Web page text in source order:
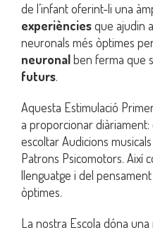
de l’infant oferint-li una
experiènciesque ajudin
neuronals més òptimes
neuronalben ferma que
futurs.
Aquesta Estimulació
a proporcionar diàriament:
escoltar Audicions
Patrons Psicomotors. Així
llenguatge i del
òptimes.
La nostra Escola dóna